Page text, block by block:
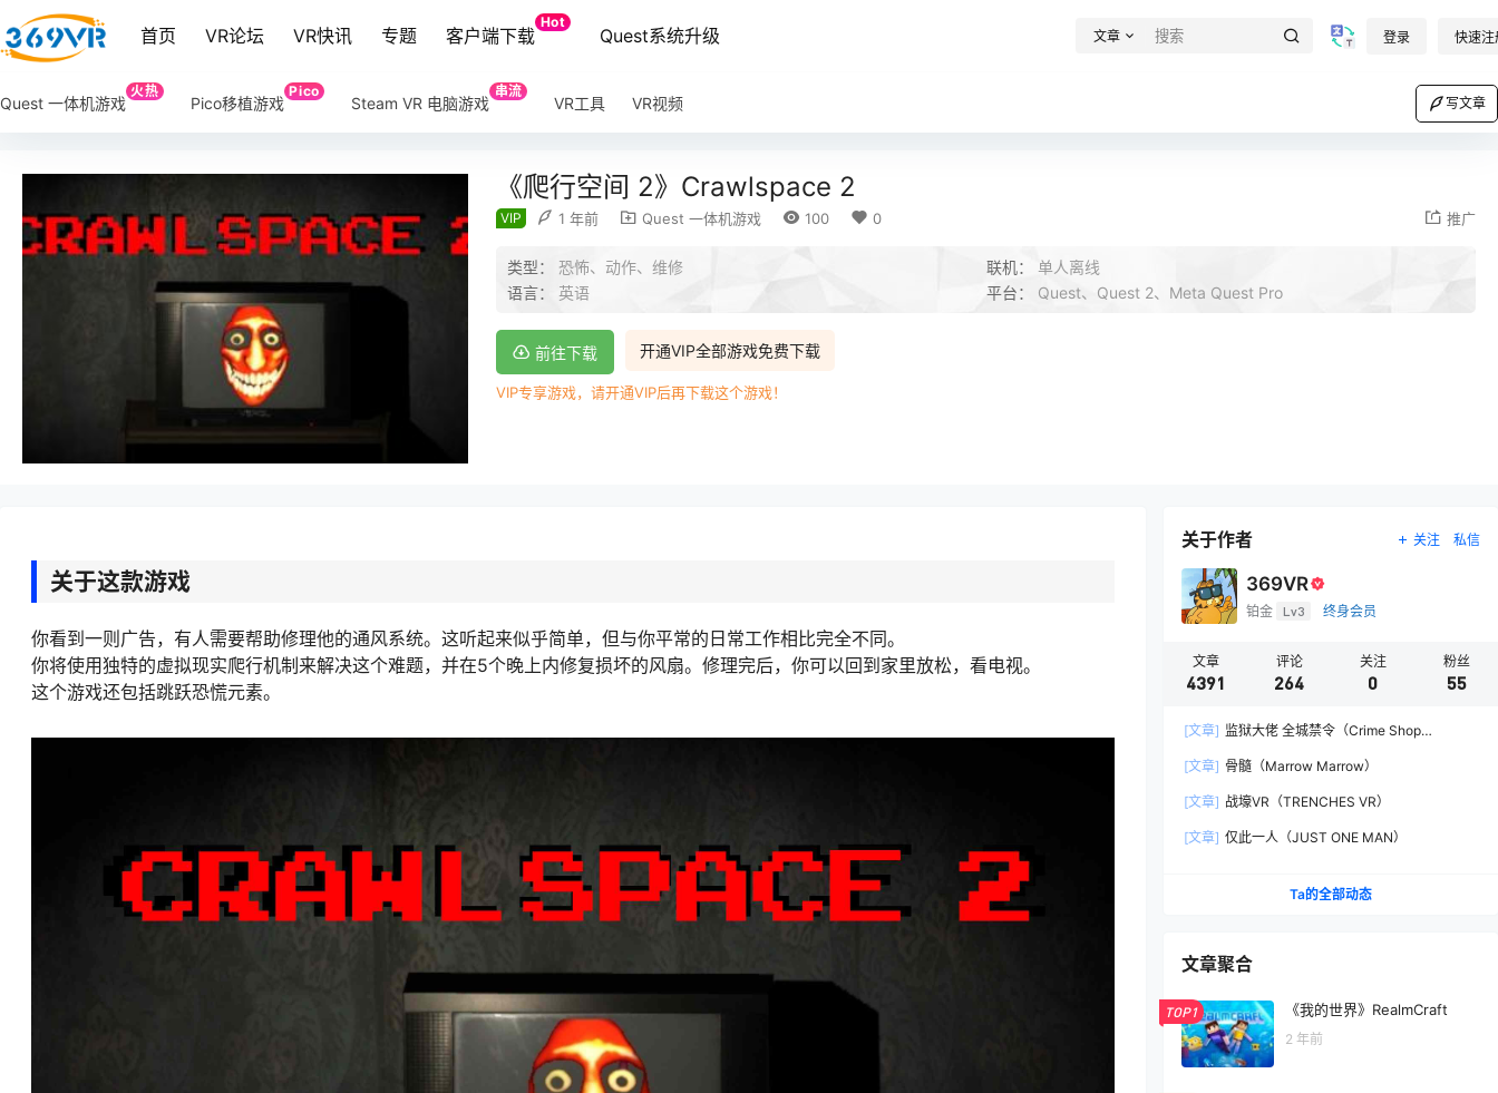
首页 VR论坛 VR快讯 专题 客户端下载
Hot
Quest系统升级 文章 登录 快速注
Quest 一体机游戏
火热
Pico移植游戏
Pico
Steam VR 电脑游戏
串流
VR工具 VR视频 写文章
《爬行空间 2》Crawlspace 2
VIP 1 年前 Quest 一体机游戏 100 0 推广
类型： 恐怖、动作、维修 联机： 单人离线
语言： 英语 平台： Quest、Quest 2、Meta Quest Pro
开通VIP全部游戏免费下载
前往下载
VIP专享游戏，请开通VIP后再下载这个游戏！
关于这款游戏
你看到一则广告，有人需要帮助修理他的通风系统。这听起来似乎简单，但与你平常的日常工作相比完全不同。
你将使用独特的虚拟现实爬行机制来解决这个难题，并在5个晚上内修复损坏的风扇。修理完后，你可以回到家里放松，看电视。
这个游戏还包括跳跃恐慌元素。
关于作者 关注 私信
369VR
铂金 Lv3 终身会员
文章
4391
评论
264
关注
0
粉丝
55
[文章] 监狱大佬 全城禁令（Crime Shop
[文章] 骨髓（Marrow Marrow）
[文章] 战壕VR（TRENCHES VR）
[文章] 仅此一人（JUST ONE MAN）
Ta的全部动态
文章聚合
TOP1 《我的世界》RealmCraft
2 年前